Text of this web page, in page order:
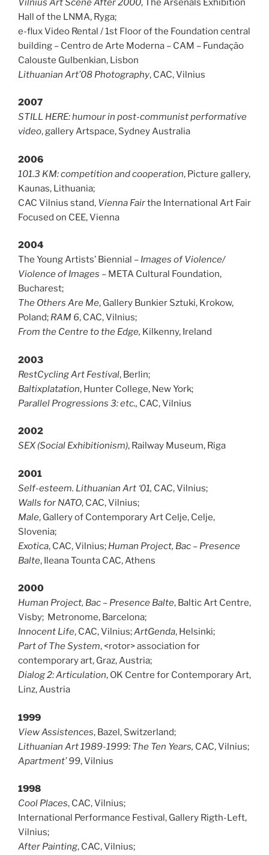
Hall of the LNMA, Ryga;
e-flux Video Rental / 1st Floor of the Foundation central
building – Centro de Arte Moderna – CAM – Fundação
Calouste Gulbenkian, Lisbon
Lithuanian Art’08 Photography, CAC, Vilnius
2007
STILL HERE: humour in post-communist performative
video, gallery Artspace, Sydney Australia
2006
101.3 KM: competition and cooperation, Picture gallery,
Kaunas, Lithuania;
CAC Vilnius stand, Vienna Fairthe International Art Fair
Focused on CEE, Vienna
2004
The Young Artists’ Biennial – Images of Violence/
Violence of Images – META Cultural Foundation,
Bucharest;
The Others Are Me, Gallery Bunkier Sztuki, Krokow,
Poland; RAM 6, CAC, Vilnius;
From the Centre to the Edge, Kilkenny, Ireland
2003
RestCycling Art Festival, Berlin;
Baltixplatation, Hunter College, New York;
Parallel Progressions 3: etc., CAC, Vilnius
2002
SEX (Social Exhibitionism), Railway Museum, Riga
2001
Self-esteem. Lithuanian Art ‘01, CAC, Vilnius;
Walls for NATO, CAC, Vilnius;
Male, Gallery of Contemporary Art Celje, Celje,
Slovenia;
Exotica, CAC, Vilnius; Human Project, Bac – Presence
Balte, Ileana Tounta CAC, Athens
2000
Human Project, Bac – Presence Balte, Baltic Art Centre,
Visby; Metronome, Barcelona;
Innocent Life, CAC, Vilnius;ArtGenda, Helsinki;
Part of The System, <rotor> association for
contemporary art, Graz, Austria;
Dialog 2: Articulation, OK Centre for Contemporary Art,
Linz, Austria
1999
View Assistences, Bazel, Switzerland;
Lithuanian Art 1989-1999: The Ten Years, CAC, Vilnius;
Apartment’ 99, Vilnius
1998
Cool Places, CAC, Vilnius;
International Performance Festival, Gallery Rigth-Left,
Vilnius;
After Painting, CAC, Vilnius;